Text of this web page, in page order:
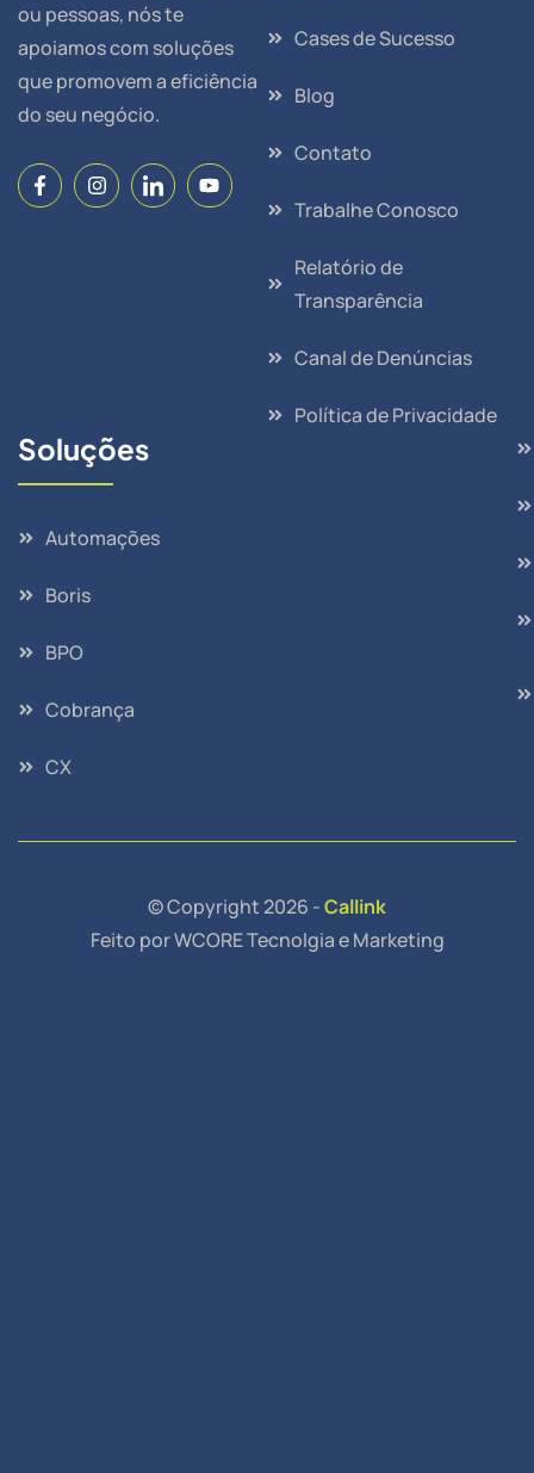
ou pessoas, nós te
apoiamos com soluções
que promovem a eficiência
do seu negócio.
Cases de Sucesso
Blog
Contato
Trabalhe Conosco
Relatório de
Transparência
Canal de Denúncias
Política de Privacidade
Soluções
Automações
Boris
BPO
Cobrança
CX
© Copyright 2026 -Callink
Feito por WCORE Tecnolgia e Marketing